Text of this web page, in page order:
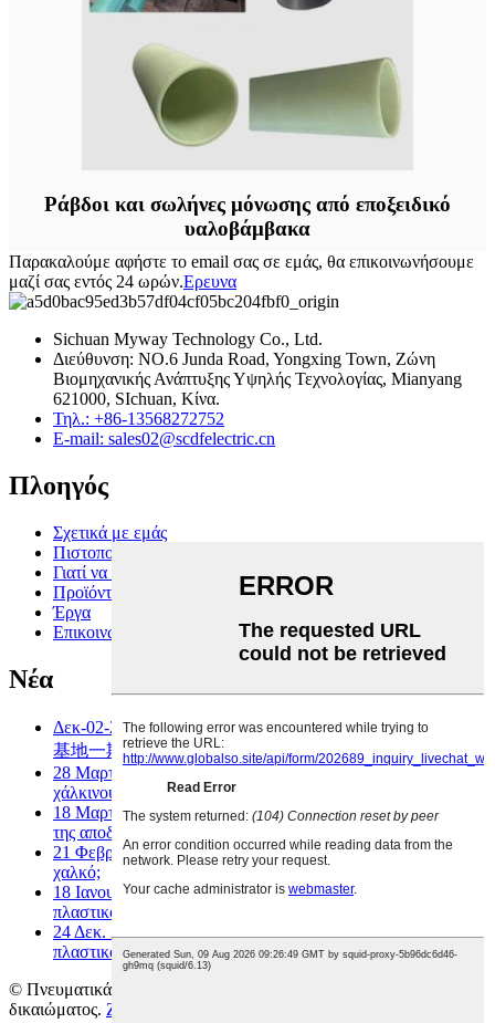
Ράβδοι και σωλήνες μόνωσης από εποξειδικό
υαλοβάμβακα
Παρακαλούμε αφήστε το email σας σε εμάς, θα επικοινωνήσουμε
μαζί σας εντός 24 ωρών.Ερευνα
Sichuan Myway Technology Co., Ltd.
Διεύθυνση: NO.6 Junda Road, Yongxing Town, Ζώνη
Βιομηχανικής Ανάπτυξης Υψηλής Τεχνολογίας, Mianyang
621000, SIchuan, Κίνα.
Τηλ.: +86-13568272752
E-mail: sales02@scdfelectric.cn
Πλοηγός
Σχετικά με εμάς
Πιστοποίηση
Γιατί να μας επιλέξετε
Προϊόντα
Έργα
Επικοινωνήστε μαζί μας
Νέα
Δεκ-02-2025
四川迈为新能源母排及干式变压器生产
基地一期项目...
28 Μαρτίου 2025
Ποια είναι τα πλεονεκτήματα του
χάλκινου ζυγού;
18 Μαρτίου 2025
Πλαστικοποιημένος ζυγός: Το μέλλον
της αποδοτικής ισχύος...
21 Φεβρουαρίου 2025
Πρέπει ο ζυγός να είναι από
χαλκό;
18 Ιανουαρίου 2025
Ποια είναι τα πλεονεκτήματα του
πλαστικοποιημένου ζυγού;
24 Δεκ. 2024
πλαστικοποιημένους ζυγούς;
© Πνευματικά δικαιώματα - 2021-2026: Με επιφύλαξη παντός
δικαιώματος. Ζεστά προϊόντα